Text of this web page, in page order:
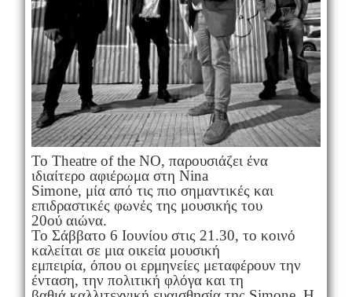
Το Theatre of the NO, παρουσιάζει ένα
ιδιαίτερο αφιέρωμα στη Nina
Simone, μία από τις πιο σημαντικές και
επιδραστικές φωνές της μουσικής του
20ού αιώνα.
Το Σάββατο 6 Ιουνίου στις 21.30, το κοινό
καλείται σε μια οικεία μουσική
εμπειρία, όπου οι ερμηνείες μεταφέρουν την
ένταση, την πολιτική φλόγα και τη